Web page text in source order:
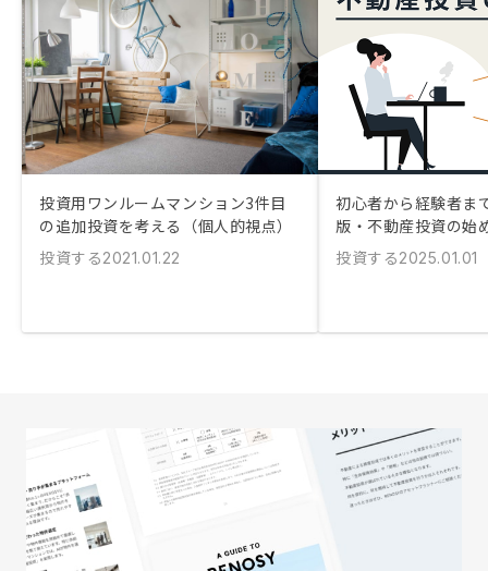
投資用ワンルームマンション3件目
の追加投資を考える（個人的視点）
投資する2021.01.22
初心者から経験者ま
版・不動産投資の始
投資する2025.01.01